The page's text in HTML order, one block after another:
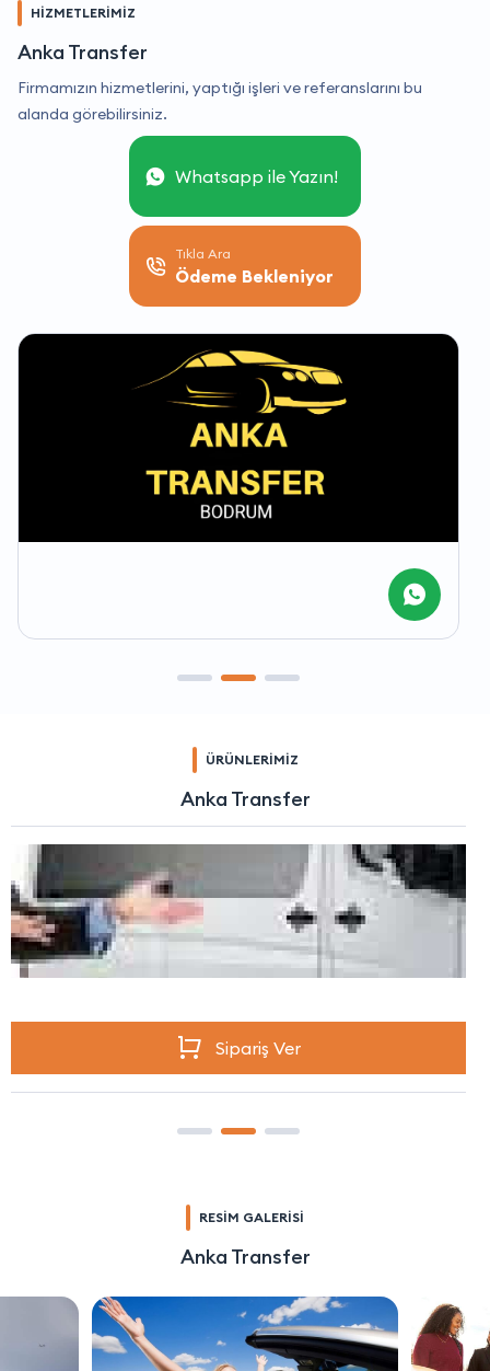
HİZMETLERİMİZ
Anka Transfer
Firmamızın hizmetlerini, yaptığı işleri ve referanslarını bu
alanda görebilirsiniz.
Whatsapp ile Yazın!
Tıkla Ara
Ödeme Bekleniyor
ÜRÜNLERİMİZ
Anka Transfer
Sipariş Ver
RESİM GALERİSİ
Anka Transfer